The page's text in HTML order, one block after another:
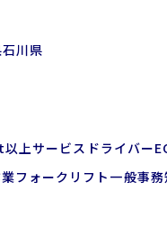
石川県
上サービスドライバー
フォークリフト 一般事務